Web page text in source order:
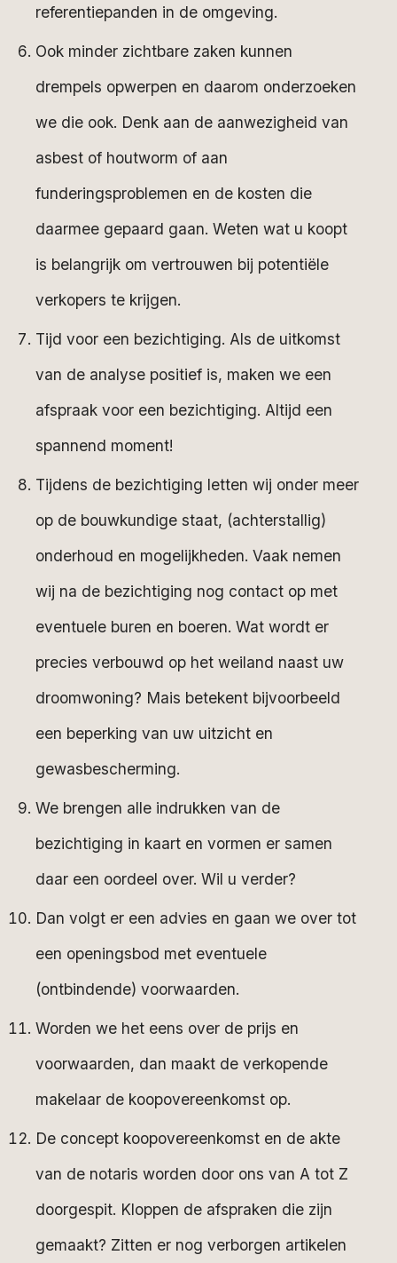
referentiepanden in de omgeving.
Ook minder zichtbare zaken kunnen
drempels opwerpen en daarom onderzoeken
we die ook. Denk aan de aanwezigheid van
asbest of houtworm of aan
funderingsproblemen en de kosten die
daarmee gepaard gaan. Weten wat u koopt
is belangrijk om vertrouwen bij potentiële
verkopers te krijgen.
Tijd voor een bezichtiging. Als de uitkomst
van de analyse positief is, maken we een
afspraak voor een bezichtiging. Altijd een
spannend moment!
Tijdens de bezichtiging letten wij onder meer
op de bouwkundige staat, (achterstallig)
onderhoud en mogelijkheden. Vaak nemen
wij na de bezichtiging nog contact op met
eventuele buren en boeren. Wat wordt er
precies verbouwd op het weiland naast uw
droomwoning? Mais betekent bijvoorbeeld
een beperking van uw uitzicht en
gewasbescherming.
We brengen alle indrukken van de
bezichtiging in kaart en vormen er samen
daar een oordeel over. Wil u verder?
Dan volgt er een advies en gaan we over tot
een openingsbod met eventuele
(ontbindende) voorwaarden.
Worden we het eens over de prijs en
voorwaarden, dan maakt de verkopende
makelaar de koopovereenkomst op.
De concept koopovereenkomst en de akte
van de notaris worden door ons van A tot Z
doorgespit. Kloppen de afspraken die zijn
gemaakt? Zitten er nog verborgen artikelen